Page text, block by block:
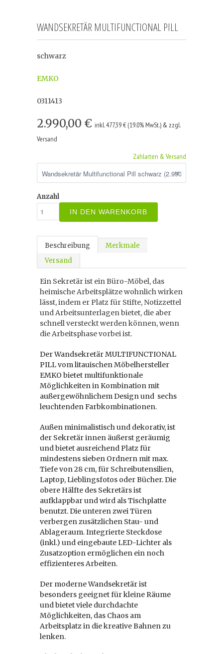
WANDSEKRETÄR MULTIFUNCTIONAL PILL
schwarz
EMKO
0311413
2.990,00 € inkl. 477,39 € (19.0% MwSt.) & zzgl.
Versand
Zahlarten & Versand
Anzahl
IN DEN WARENKORB
Beschreibung
Merkmale
Versand
Ein Sekretär ist ein Büro-Möbel, das
heimische Arbeitsplätze wohnlich wirken
lässt, indem er Platz für Stifte, Notizzettel
und Arbeitsunterlagen bietet, die aber
schnell versteckt werden können, wenn
die Arbeitsphase vorbei ist.
Der Wandsekretär MULTIFUNCTIONAL
PILL vom litauischen Möbelhersteller
EMKO bietet multifunktionale
Möglichkeiten in Kombination mit
außergewöhnlichem Design und sechs
leuchtenden Farbkombinationen.
Außen minimalistisch und dekorativ, ist
der Sekretär innen äußerst geräumig
und bietet ausreichend Platz für
mindestens sieben Ordnern mit max.
Tiefe von 28 cm, für Schreibutensilien,
Laptop, Lieblingsfotos oder Bücher. Die
obere Hälfte des Sekretärs ist
aufklappbar und wird als Tischplatte
benutzt. Die unteren zwei Türen
verbergen zusätzlichen Stau- und
Ablageraum. Integrierte Steckdose
(inkl.) und eingebaute LED-Lichter als
Zusatzoption ermöglichen ein noch
effizienteres Arbeiten.
Der moderne Wandsekretär ist
besonders geeignet für kleine Räume
und bietet viele durchdachte
Möglichkeiten, das Chaos am
Arbeitsplatz in die kreative Bahnen zu
lenken.